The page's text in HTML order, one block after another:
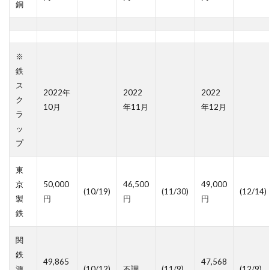
銅
※
鉄
ス
ク
ラ
ッ
プ
2022年
10月
2022
年11月
2022
年12月
東
京
製
鉄
50,000
円
(10/19)
46,500
円
(11/30)
49,000
円
(12/14)
関
鉄
49,865 47,568